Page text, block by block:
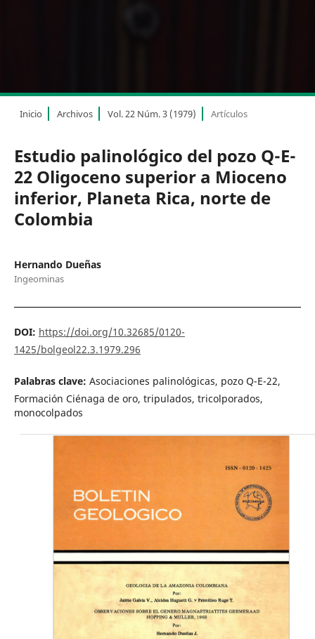
Inicio Archivos Vol. 22 Núm. 3 (1979) Artículos
Estudio palinológico del pozo Q-E-
22 Oligoceno superior a Mioceno
inferior, Planeta Rica, norte de
Colombia
Hernando Dueñas
Ingeominas
DOI: https://doi.org/10.32685/0120-
1425/bolgeol22.3.1979.296
Palabras clave: Asociaciones palinológicas, pozo Q-E-22,
Formación Ciénaga de oro, tripulados, tricolporados,
monocolpados